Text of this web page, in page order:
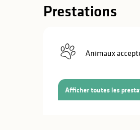
Prestations
Animaux
Afficher toutes les